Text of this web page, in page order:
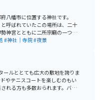
八幡市に位置する神社です。
呼ばれていたこの場所は、二十
神宮とともに二所宗廟の一つと
官幣大社で、現在は神社本庁の
遥拝されるこの神社は、ツーリ
行者にも人気の場所です。
#神社｜寺院#夜景
ールととても広大の敷地を誇りま
やテニスコートを楽しむのもい
れる方も多数おられます。バイ
り、雨の時に雨具を乾かすライ